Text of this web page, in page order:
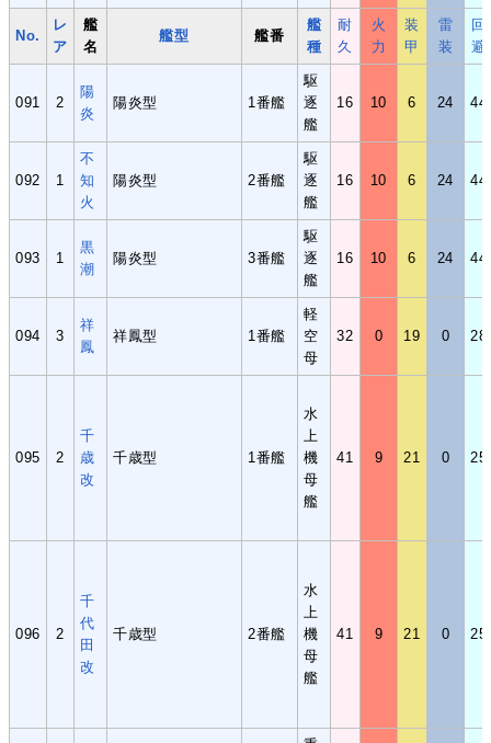
No.
レ
ア
艦
名
艦型 艦番
艦
種
耐
久
火
力
装
甲
雷
装
回
避
091 2
陽
炎
陽炎型 1番艦
駆
逐
艦
16 10 6 24 44
092 1
不
知
火
陽炎型 2番艦
駆
逐
艦
16 10 6 24 44
093 1
黒
潮
陽炎型 3番艦
駆
逐
艦
16 10 6 24 44
094 3
祥
鳳
祥鳳型 1番艦
軽
空
母
32 0 19 0 28
095 2
千
歳
改
千歳型 1番艦
水
上
機
母
艦
41 9 21 0 25
096 2
千
代
田
改
千歳型 2番艦
水
上
機
母
艦
41 9 21 0 25